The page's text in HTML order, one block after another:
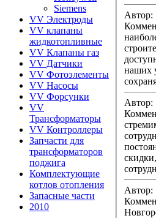
Siemens
VV Электроды
VV клапаны
жидкотопливные
VV Клапаны газ
VV Датчики
VV Фотоэлементы
VV Насосы
VV Форсунки
VV
Трансформаторы
VV Контроллеры
Запчасти для
трансформаторов
поджига
Комплектующие
котлов отопления
Запасные части
2010
Автор:
наиболее
строительство домов срубы
наших
Автор:
скидки, либо
Автор:
Комментарий: